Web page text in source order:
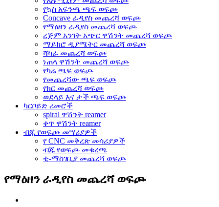
የኳስ አፍንጫ ጫፍ ወፍጮ
Concave ራዲየስ መጨረሻ ወፍጮ
የማዕዘን ራዲየስ መጨረሻ ወፍጮ
ረጅም አንገት አጭር ዋሽንት መጨረሻ ወፍጮ
ማይክሮ ዲያሜትር መጨረሻ ወፍጮ
ሻካራ መጨረሻ ወፍጮ
ነጠላ ዋሽንት መጨረሻ ወፍጮ
የካሬ ጫፍ ወፍጮ
የመጨረሻው ጫፍ ወፍጮ
የክር መጨረሻ ወፍጮ
ወደላይ እና ታች ጫፍ ወፍጮ
ካርቦይድ ሪመሮች
spiral ዋሽንት reamer
ቀጥ ዋሽንት reamer
ብጁ የወፍጮ መሣሪያዎች
የ CNC መቅረጽ መሳሪያዎች
ብጁ የወፍጮ መቁረጫ
ቲ-ማስገቢያ መጨረሻ ወፍጮ
የማዕዘን ራዲየስ መጨረሻ ወፍጮ